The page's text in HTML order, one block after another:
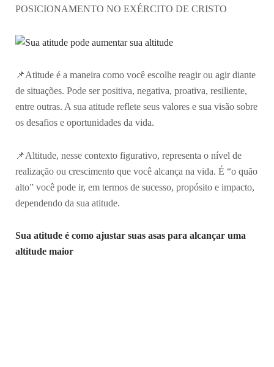
POSICIONAMENTO NO EXÉRCITO DE CRISTO
📌Atitude é a maneira como você escolhe reagir ou agir diante
de situações. Pode ser positiva, negativa, proativa, resiliente,
entre outras. A sua atitude reflete seus valores e sua visão sobre
os desafios e oportunidades da vida.
📌Altitude, nesse contexto figurativo, representa o nível de
realização ou crescimento que você alcança na vida. É “o quão
alto” você pode ir, em termos de sucesso, propósito e impacto,
dependendo da sua atitude.
Sua atitude é como ajustar suas asas para alcançar uma
altitude maior